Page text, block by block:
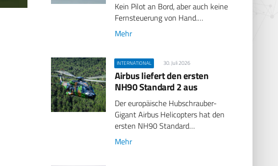
Kein Pilot an Bord, aber auch keine
Fernsteuerung von Hand.…
Mehr
INTERNATIONAL 30. Juli 2026
Airbus liefert den ersten
NH90 Standard 2 aus
Der europäische Hubschrauber-
Gigant Airbus Helicopters hat den
ersten NH90 Standard…
Mehr